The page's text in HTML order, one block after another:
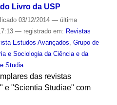
Livro da USP
03/12/2014 — última
— registrado em: Revistas
Estudos Avançados Grupo de
e Sociologia da Ciência e da
Studia
das revistas
e "Scientia Studiae" com